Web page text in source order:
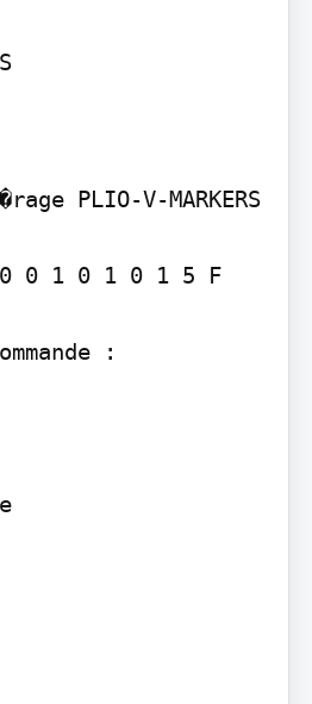
PLIO-V-MARKERS
0 1 0 1 0 1 5 F
: